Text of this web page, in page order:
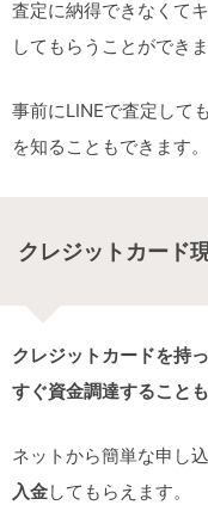
査定に納得できなくて
してもらうことができま
事前にLINEで査定して
を知ることもできます。
クレジットカード
クレジットカードを持
すぐ資金調達することも
ネットから簡単な申し
入金してもらえます。